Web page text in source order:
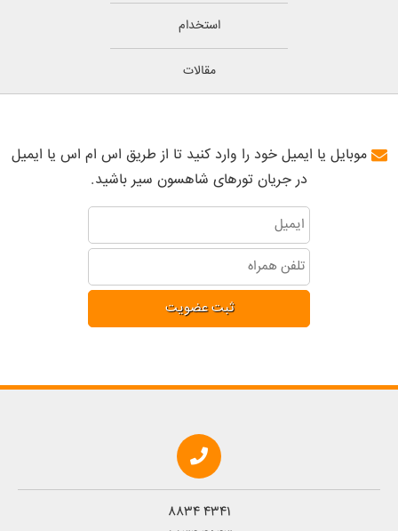
استخدام
مقالات
موبایل یا ایمیل خود را وارد کنید تا از طریق اس ام اس یا ایمیل
در جریان تورهای شاهسون سیر باشید.
8834 4341